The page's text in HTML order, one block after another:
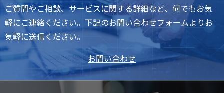
ご質問やご相談、サービスに関する詳細など、何でもお気
軽にご連絡ください。下記のお問い合わせフォームよりお
気軽に送信ください。
お問い合わせ